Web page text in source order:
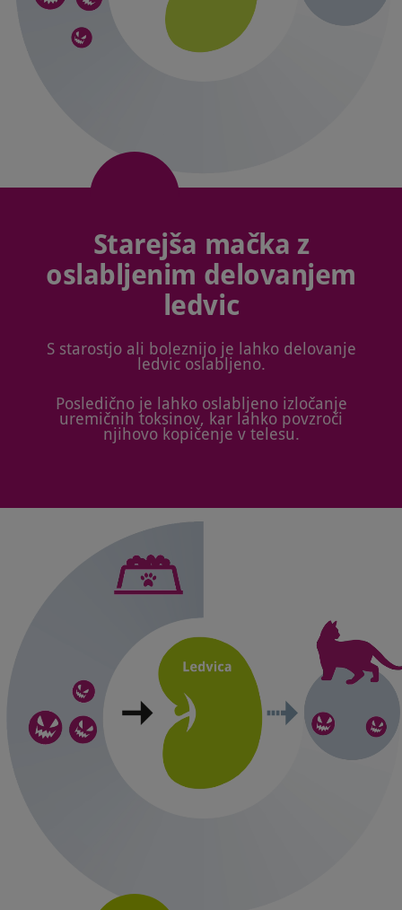
Starejša mačka z
oslabljenim delovanjem
ledvic
S starostjo ali boleznijo je lahko delovanje
ledvic oslabljeno.
Posledično je lahko oslabljeno izločanje
uremičnih toksinov, kar lahko povzroči
njihovo kopičenje v telesu.